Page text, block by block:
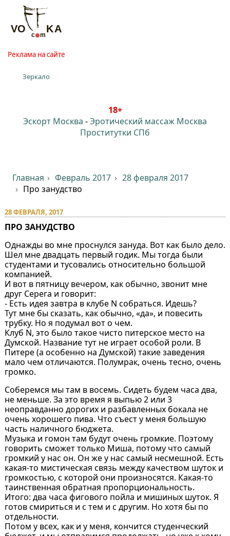
Реклама на сайте
Зеркало
18+
Эскорт Москва -Эротический массаж Москва
Проститутки СПб
Главная Февраль 2017
28 февраля 2017
Про занудство
28 ФЕВРАЛЯ, 2017
ПРО ЗАНУДСТВО
Однажды во мне проснулся зануда. Вот как было дело.
Шел мне двадцать первый годик. Мы тогда были
студентами и тусовались относительно большой
компанией.
И вот в пятницу вечером, как обычно, звонит мне
друг Серега и говорит:
- Есть идея завтра в клубе N собраться. Идешь?
Тут мне бы сказать, как обычно, «да», и повесить
трубку. Но я подумал вот о чем.
Клуб N, это было такое чисто питерское место на
Думской. Название тут не играет особой роли. В
Питере (а особенно на Думской) такие заведения
мало чем отличаются. Полумрак, очень тесно, очень
громко.
Соберемся мы там в восемь. Сидеть будем часа два,
не меньше. За это время я выпью 2 или 3
неоправданно дорогих и разбавленных бокала не
очень хорошего пива. Что съест у меня большую
часть наличного бюджета.
Музыка и гомон там будут очень громкие. Поэтому
говорить сможет только Миша, потому что самый
громкий у нас он. Он же у нас самый несмешной. Есть
какая-то мистическая связь между качеством шуток и
громкостью, с которой они произносятся. Какая-то
таинственная обратная пропорциональность.
Итого: два часа фигового пойла и мишиных шуток. Я
готов смириться и с тем и с другим. Но хотя бы по
отдельности.
Потом у всех, как и у меня, кончится студенческий